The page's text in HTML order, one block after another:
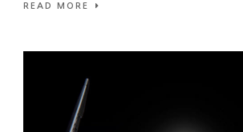
READ MORE